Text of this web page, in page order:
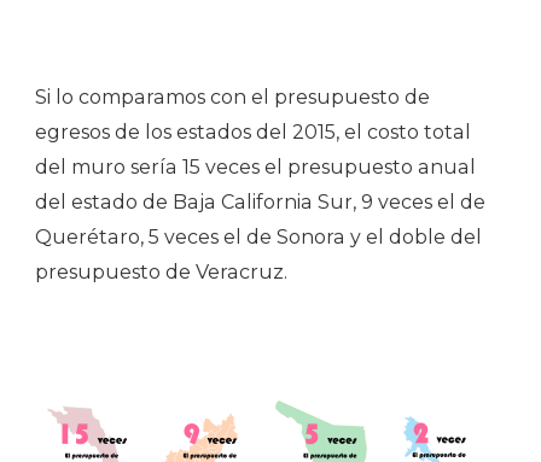
Si lo comparamos con el presupuesto de
egresos de los estados del 2015, el costo total
del muro sería 15 veces el presupuesto anual
del estado de Baja California Sur, 9 veces el de
Querétaro, 5 veces el de Sonora y el doble del
presupuesto de Veracruz.